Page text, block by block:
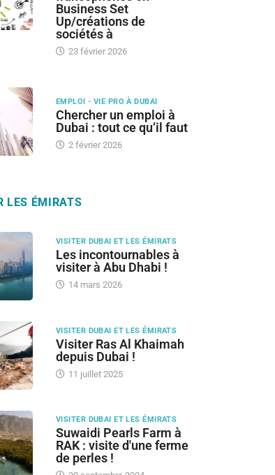
Business Set
Up/créations de
sociétés à
23 février 2026
EMPLOI - VIE PRO À DUBAI
Chercher un emploi à
Dubai : tout ce qu’il faut
2 février 2026
LES ÉMIRATS
VISITER DUBAI ET LES ÉMIRATS
Les incontournables à
visiter à Abu Dhabi !
14 mars 2026
VISITER DUBAI ET LES ÉMIRATS
Visiter Ras Al Khaimah
depuis Dubai !
11 juillet 2025
VISITER DUBAI ET LES ÉMIRATS
Suwaidi Pearls Farm à
RAK : visite d'une ferme
de perles !